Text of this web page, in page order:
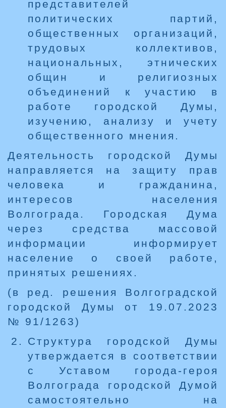
представителей
политических партий,
общественных организаций,
трудовых коллективов,
национальных, этнических
общин и религиозных
объединений к участию в
работе городской Думы,
изучению, анализу и учету
общественного мнения.
Деятельность городской Думы
направляется на защиту прав
человека и гражданина,
интересов населения
Волгограда. Городская Дума
через средства массовой
информации информирует
население о своей работе,
принятых решениях.
(в ред. решения Волгоградской
городской Думы от 19.07.2023
№ 91/1263)
Структура городской Думы
утверждается в соответствии
с Уставом города-героя
Волгограда городской Думой
самостоятельно на